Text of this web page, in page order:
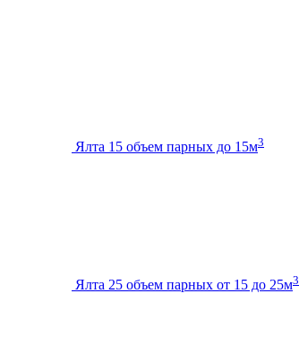
Ялта 15 объем парных до 15м3
Ялта 25 объем парных от 15 до 25м3